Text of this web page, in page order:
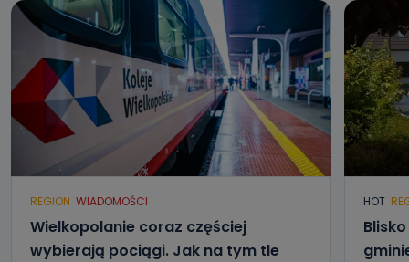
REGION WIADOMOŚCI
Wielkopolanie coraz częściej
wybierają pociągi. Jak na tym tle
HOT